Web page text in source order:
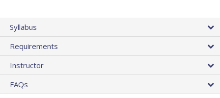
Syllabus
Requirements
Instructor
FAQs